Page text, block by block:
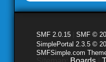
SMF 2.0.15 SMF ©
SimplePortal 2.3.5 ©
SMFSimple.com